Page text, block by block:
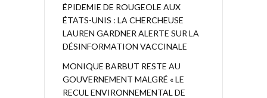
ÉPIDEMIE DE ROUGEOLE AUX
ÉTATS-UNIS : LA CHERCHEUSE
LAUREN GARDNER ALERTE SUR LA
DÉSINFORMATION VACCINALE
MONIQUE BARBUT RESTE AU
GOUVERNEMENT MALGRÉ « LE
RECUL ENVIRONNEMENTAL DE